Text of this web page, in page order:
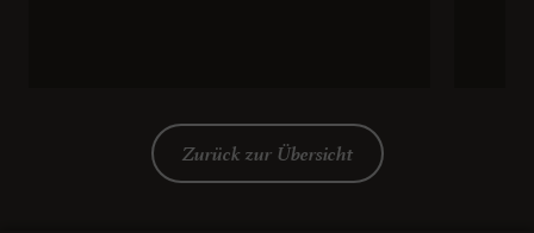
Zurück zur Übersicht